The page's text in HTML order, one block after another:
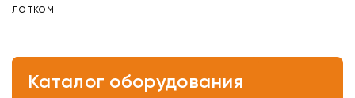
лотком
Каталог оборудования